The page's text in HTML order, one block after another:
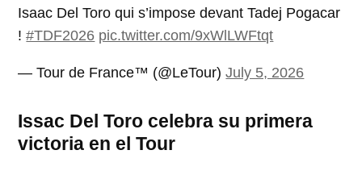
Isaac Del Toro qui s’impose devant Tadej Pogacar
!#TDF2026 pic.twitter.com/9xWlLWFtqt
— Tour de France™ (@LeTour)July 5, 2026
Issac Del Toro celebra su primera
victoria en el Tour